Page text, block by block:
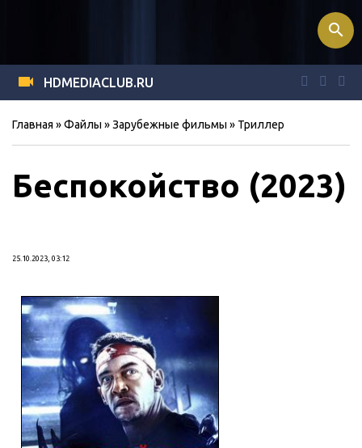
HDMEDIACLUB.RU
search
Главная »Файлы »Зарубежные фильмы » Триллер
Беспокойство (2023)
25.10.2023, 03:12